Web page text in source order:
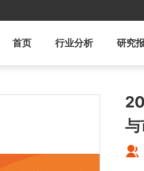
首页 行业分析 研究
与